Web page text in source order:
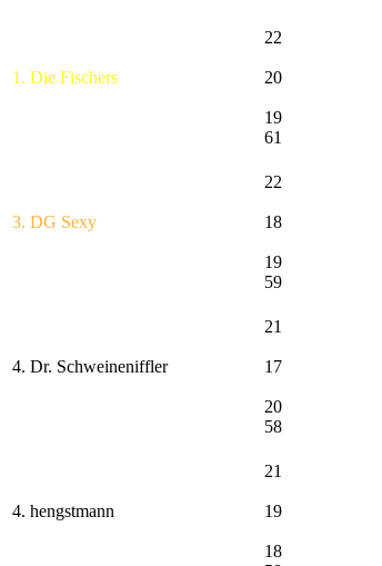
1. Die Fischers
22
20
19
61
3. DG Sexy
22
18
19
59
4. Dr. Schweineniffler
21
17
20
58
4. hengstmann
21
19
18